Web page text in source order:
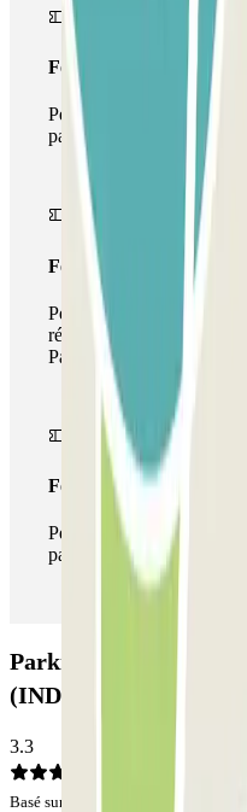
Forfait Simple
Pendant votre séjour,
parking qu'une seule fois
Forfait de stationnement
Pendant votre séjour,
réseau de parkings de cet
Parclick.
Forfait illimité
Pendant votre séjour,
parking aussi souvent que
Parking Pigalle
(INDIGO): Avis
3.3
Basé sur 757 avis